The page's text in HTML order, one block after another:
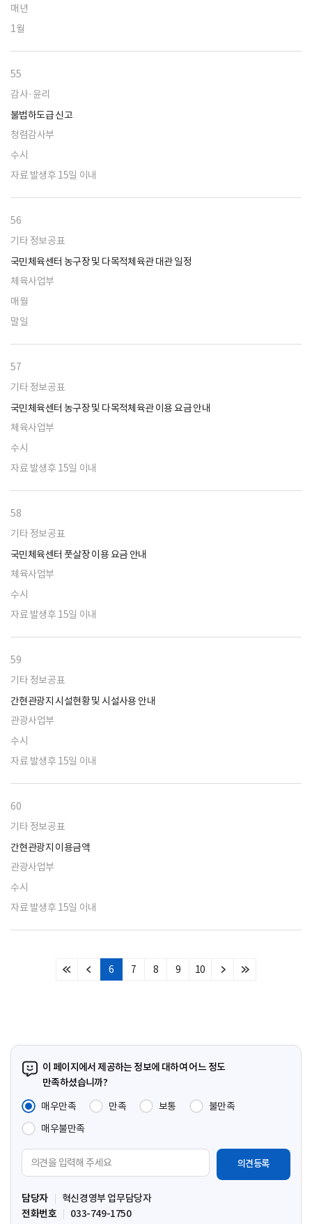
매년
1월
55
감사·윤리
불법하도급 신고
청렴감사부
수시
자료 발생후 15일 이내
56
기타 정보공표
국민체육센터 농구장 및 다목적체육관 대관 일정
체육사업부
매월
말일
57
기타 정보공표
국민체육센터 농구장 및 다목적체육관 이용 요금 안내
체육사업부
수시
자료 발생후 15일 이내
58
기타 정보공표
국민체육센터 풋살장 이용 요금 안내
체육사업부
수시
자료 발생후 15일 이내
59
기타 정보공표
간현관광지 시설현황 및 시설사용 안내
관광사업부
수시
자료 발생후 15일 이내
60
기타 정보공표
간현관광지 이용금액
관광사업부
수시
자료 발생후 15일 이내
처
이
6 7 8 9 10
다
마
이 페이지에서 제공하는 정보에 대하여 어느 정도
만족하셨습니까?
매우만족
만족 보통
불만족
매우불만족
견
입
력
담당자
혁신경영부 업무담당자
전화번호
033-749-1750